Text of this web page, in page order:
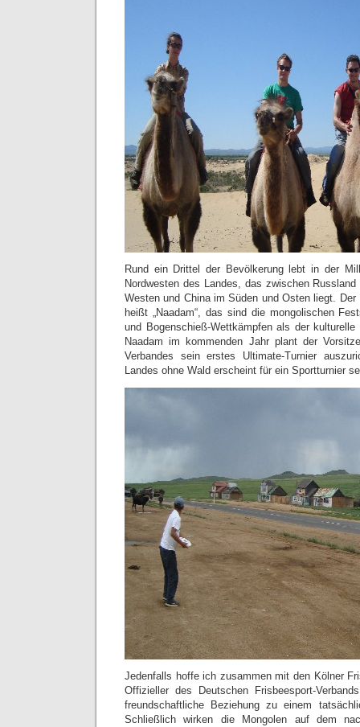
Rund ein Drittel der Bevölkerung lebt in der
Nordwesten des Landes, das zwischen
Westen und China im Süden und Osten liegt.
heißt „Naadam“, das sind die mongolischen
und Bogenschieß-Wettkämpfen als der
Naadam im kommenden Jahr plant der
Verbandes sein erstes Ultimate-Turnier
Landes ohne Wald erscheint für ein Sportturnier
Jedenfalls hoffe ich zusammen mit den Kölner
Offizieller des Deutschen Frisbeesport-
freundschaftliche Beziehung zu einem
Schließlich wirken die Mongolen auf dem